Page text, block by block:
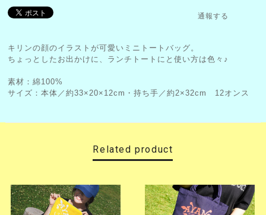
通報する
キリンの顔のイラストが可愛いミニトートバッグ。
ちょっとしたお出かけに、ランチトートにと使い方は色々♪
素材：綿100%
サイズ：本体／約33×20×12cm・持ち手／約2×32cm 12オンス
Related product